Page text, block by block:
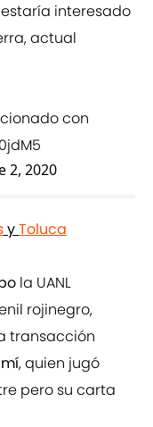
interesado
actual
con
2, 2020
yToluca
la UANL
rojinegro,
transacción
, quien jugó
pero su carta